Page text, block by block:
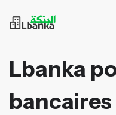
Lbanka
bancaires